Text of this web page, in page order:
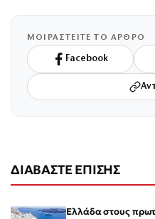
ΜΟΙΡΑΣΤΕΙΤΕ ΤΟ ΑΡΘΡΟ
Facebook
ΔΙΑΒΑΣΤΕ ΕΠΙΣΗΣ
Ελλάδα στους